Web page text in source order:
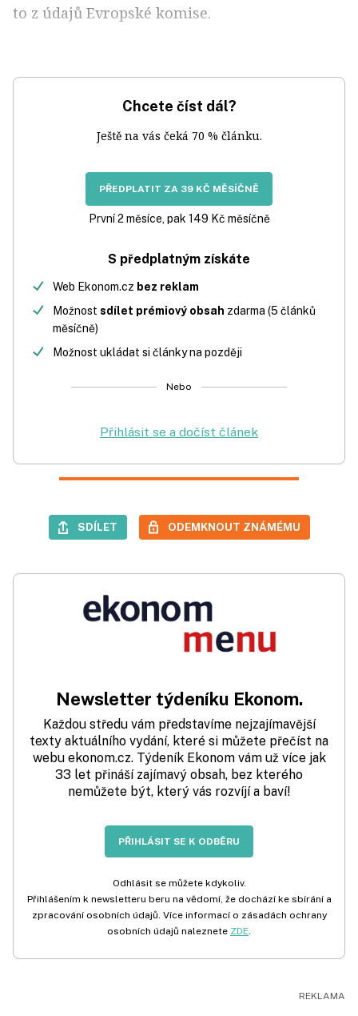
to z údajů Evropské komise.
Chcete číst dál?
Ještě na vás čeká 70 % článku.
PŘEDPLATIT ZA 39 KČ MĚSÍČNĚ
První 2 měsíce, pak 149 Kč měsíčně
S předplatným získáte
Web Ekonom.cz bez reklam
Možnost sdílet prémiový obsah zdarma (5 článků
měsíčně)
Možnost ukládat si články na později
Nebo
Přihlásit se a dočíst článek
SDÍLET ODEMKNOUT ZNÁMÉMU
Newsletter týdeníku Ekonom.
Každou středu vám představíme nejzajímavější
texty aktuálního vydání, které si můžete přečíst na
webu ekonom.cz. Týdeník Ekonom vám už více jak
33 let přináší zajímavý obsah, bez kterého
nemůžete být, který vás rozvíjí a baví!
PŘIHLÁSIT SE K ODBĚRU
Odhlásit se můžete kdykoliv.
Přihlášením k newsletteru beru na vědomí, že dochází ke sbírání a
zpracování osobních údajů. Více informací o zásadách ochrany
osobních údajů naleznete ZDE.